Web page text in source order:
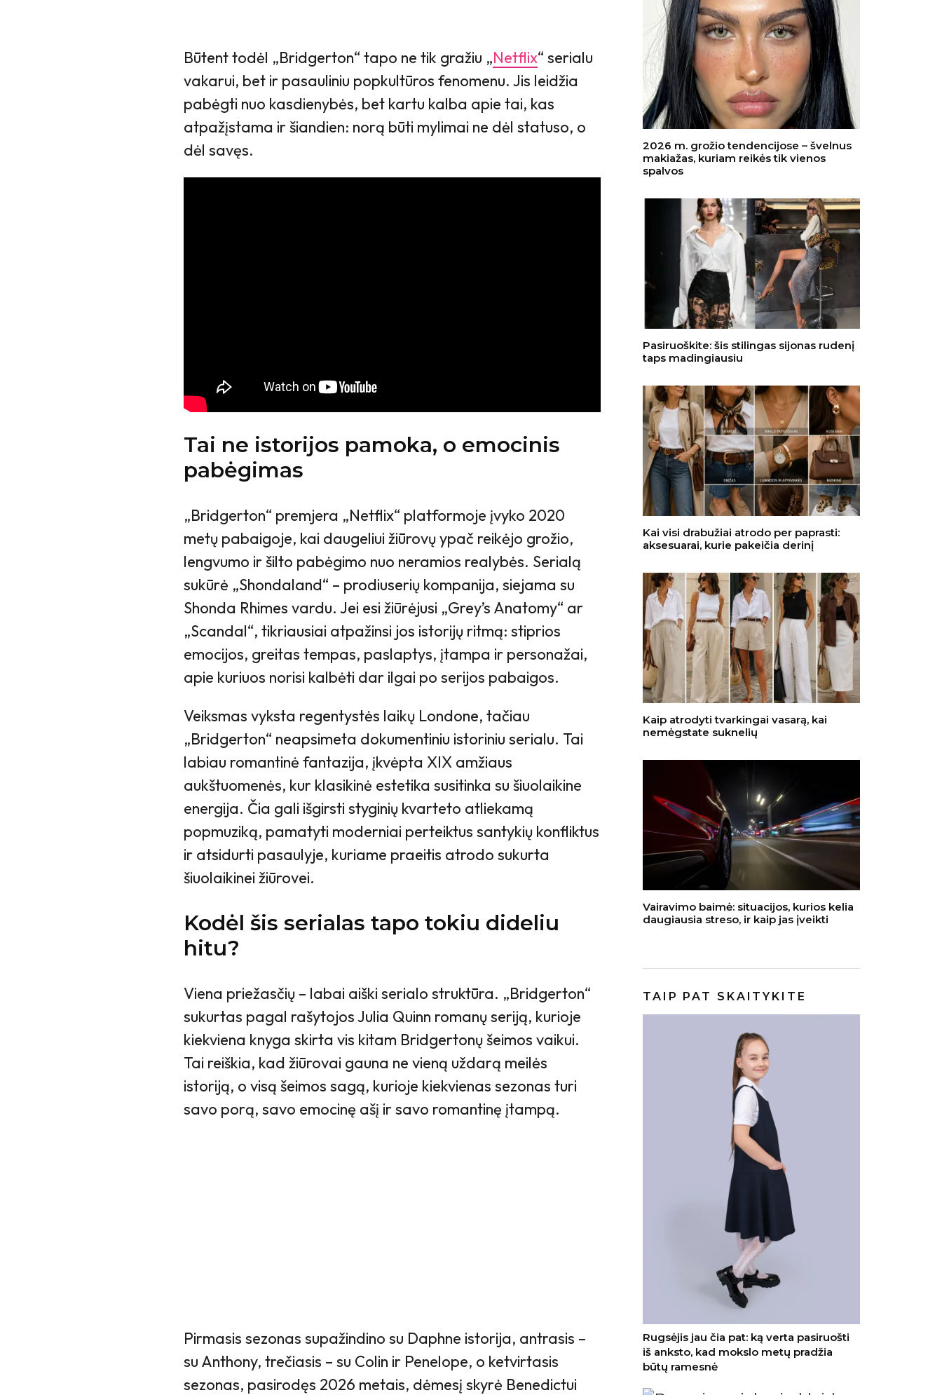
Būtent todėl „Bridgerton“ tapo ne tik gražiu „Netflix“ serialu
vakarui, bet ir pasauliniu popkultūros fenomenu. Jis leidžia
pabėgti nuo kasdienybės, bet kartu kalba apie tai, kas
atpažįstama ir šiandien: norą būti mylimai ne dėl statuso, o
dėl savęs.
Tai ne istorijos pamoka, o emocinis
pabėgimas
„Bridgerton“ premjera „Netflix“ platformoje įvyko 2020
metų pabaigoje, kai daugeliui žiūrovų ypač reikėjo grožio,
lengvumo ir šilto pabėgimo nuo neramios realybės. Serialą
sukūrė „Shondaland“ – prodiuserių kompanija, siejama su
Shonda Rhimes vardu. Jei esi žiūrėjusi „Grey’s Anatomy“ ar
„Scandal“, tikriausiai atpažinsi jos istorijų ritmą: stiprios
emocijos, greitas tempas, paslaptys, įtampa ir personažai,
apie kuriuos norisi kalbėti dar ilgai po serijos pabaigos.
Veiksmas vyksta regentystės laikų Londone, tačiau
„Bridgerton“ neapsimeta dokumentiniu istoriniu serialu. Tai
labiau romantinė fantazija, įkvėpta XIX amžiaus
aukštuomenės, kur klasikinė estetika susitinka su šiuolaikine
energija. Čia gali išgirsti styginių kvarteto atliekamą
popmuziką, pamatyti moderniai perteiktus santykių konfliktus
ir atsidurti pasaulyje, kuriame praeitis atrodo sukurta
šiuolaikinei žiūrovei.
Kodėl šis serialas tapo tokiu dideliu
hitu?
Viena priežasčių – labai aiški serialo struktūra. „Bridgerton“
sukurtas pagal rašytojos Julia Quinn romanų seriją, kurioje
kiekviena knyga skirta vis kitam Bridgertonų šeimos vaikui.
Tai reiškia, kad žiūrovai gauna ne vieną uždarą meilės
istoriją, o visą šeimos sagą, kurioje kiekvienas sezonas turi
savo porą, savo emocinę ašį ir savo romantinę įtampą.
Pirmasis sezonas supažindino su Daphne istorija, antrasis –
su Anthony, trečiasis – su Colin ir Penelope, o ketvirtasis
sezonas, pasirodęs 2026 metais, dėmesį skyrė Benedictui
2026 m. grožio tendencijose – švelnus
makiažas, kuriam reikės tik vienos
spalvos
Pasiruoškite: šis stilingas sijonas rudenį
taps madingiausiu
Kai visi drabužiai atrodo per paprasti:
aksesuarai, kurie pakeičia derinį
Kaip atrodyti tvarkingai vasarą, kai
nemėgstate suknelių
Vairavimo baimė: situacijos, kurios kelia
daugiausia streso, ir kaip jas įveikti
TAIP PAT SKAITYKITE
Rugsėjis jau čia pat: ką verta pasiruošti
iš anksto, kad mokslo metų pradžia
būtų ramesnė